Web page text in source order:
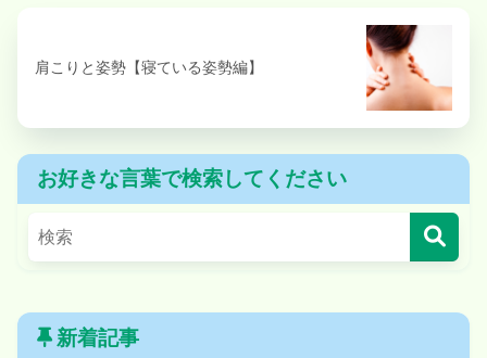
肩こりと姿勢【寝ている姿勢編】
お好きな言葉で検索してください
新着記事